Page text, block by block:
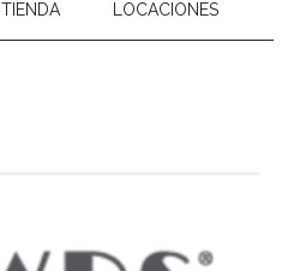
TIENDA LOCACIONES